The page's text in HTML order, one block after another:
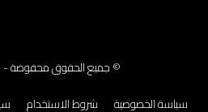
© جميع الحقوق محفوضة -
سياسة الخصوصية
شروط الاستخدام